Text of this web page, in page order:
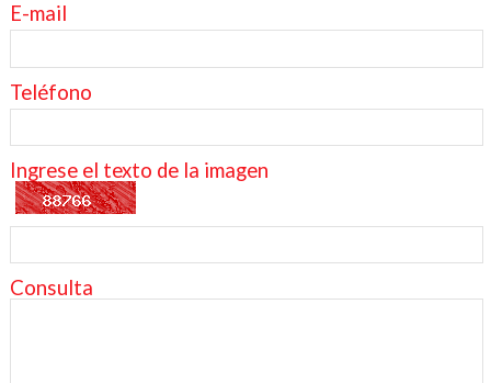
E-mail
Teléfono
Ingrese el texto de la imagen
Consulta